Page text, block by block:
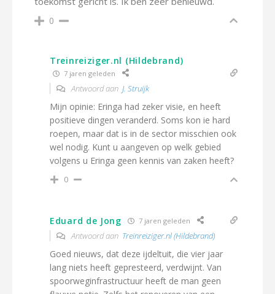
0
Treinreiziger.nl (Hildebrand)
7 jaren geleden
Antwoord aan J. Struijk
Mijn opinie: Eringa had zeker visie, en heeft
positieve dingen veranderd. Soms kon ie hard
roepen, maar dat is in de sector misschien ook
wel nodig. Kunt u aangeven op welk gebied
volgens u Eringa geen kennis van zaken heeft?
0
Eduard de Jong 7 jaren geleden
Antwoord aan Treinreiziger.nl (Hildebrand)
Goed nieuws, dat deze ijdeltuit, die vier jaar
lang niets heeft gepresteerd, verdwijnt. Van
spoorweginfrastructuur heeft de man geen